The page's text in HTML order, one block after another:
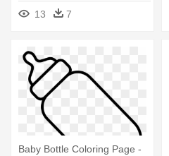
13 7
Baby Bottle Coloring Page -